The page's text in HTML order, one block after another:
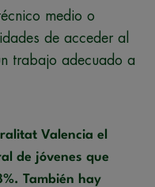
medio o
de acceder al
trabajo adecuado a
Valencia el
de jóvenes que
También hay